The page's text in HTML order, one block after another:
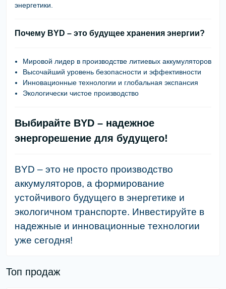
энергетики
Почему BYD – это будущее хранения энергии?
Мировой лидер в производстве литиевых аккумуляторов
Высочайший уровень безопасности и эффективности
Инновационные технологии и глобальная экспансия
Экологически чистое производство
Выбирайте BYD – надежное
энергорешение для будущего!
BYD – это не просто производство
аккумуляторов, а формирование
устойчивого будущего в энергетике и
экологичном транспорте. Инвестируйте в
надежные и инновационные технологии
уже сегодня!
Топ продаж